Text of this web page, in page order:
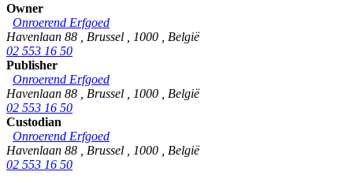
Owner
Onroerend Erfgoed
Havenlaan 88
Brussel 1000
België
02 553 16 50
Publisher
Onroerend Erfgoed
Havenlaan 88
Brussel 1000
België
02 553 16 50
Custodian
Onroerend Erfgoed
Havenlaan 88
Brussel 1000
België
02 553 16 50